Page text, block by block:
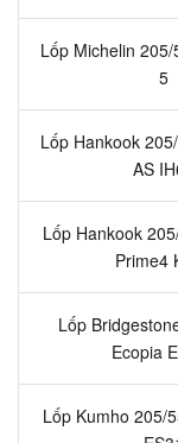
Lốp Michelin
5
Lốp Hankook
AS
Lốp Hankook
Prime4
Lốp
Ecopia
Lốp Kumho 205/